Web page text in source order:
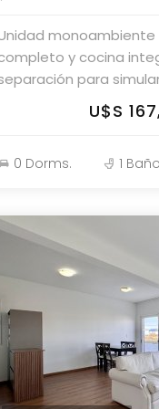
monoambiente
y cocina
para
se podría definir
entrega con muebles!
abierta - Gimnasio -
Consulte con
Parolin & Asociados.
U$S
0 Dorms. 1